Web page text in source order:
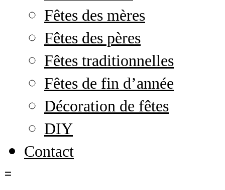
Fêtes des mères
Fêtes des pères
Fêtes traditionnelles
Fêtes de fin d’année
Décoration de fêtes
DIY
Contact